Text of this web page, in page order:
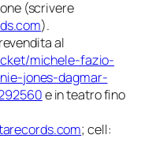
(scrivere
).
al
michele-fazio-
jones-dagmar-
e in teatro fino
; cell: